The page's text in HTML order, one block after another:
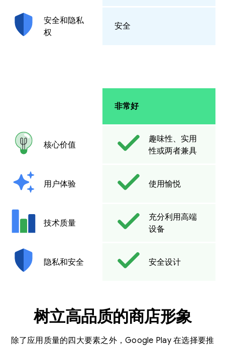
安全和隐私
权
安全
非常好
核心价值
趣味性、实用
性或两者兼具
用户体验 使用愉悦
技术质量
充分利用高端
设备
隐私和安全 安全设计
树立高品质的商店形象
除了应用质量的四大要素之外，Google Play 在选择要推